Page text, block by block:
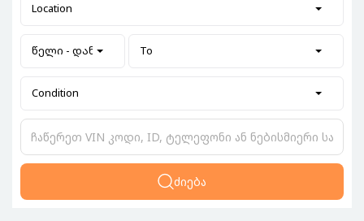
Location
წელი - დან To
Condition
ძიება